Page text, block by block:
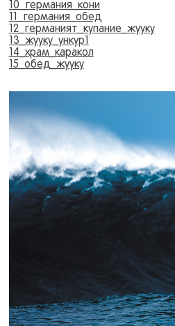
10_германия_кони
11_германия_обед
12_германият_купание_жууку
13_жууку_ункур1
14_храм_каракол
15_обед_жууку